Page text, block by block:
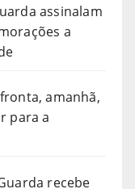
assinalam
a
amanhã,
para a
recebe